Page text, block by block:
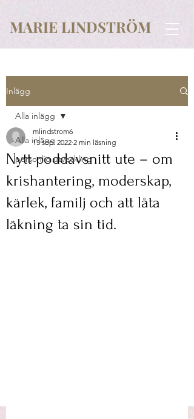
MARIE LINDSTRÖM
Inlägg
Alla inlägg
personlig utveckling
Alla inlägg
Nytt poddavsnitt ute – om
krishantering, moderskap,
kärlek, familj och att låta
läkning ta sin tid.
mlindstrom6
13 sep. 2022 2 min läsning